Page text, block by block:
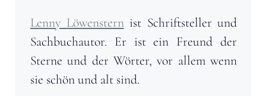
Lenny Löwensternist Schriftsteller und
Sachbuchautor. Er ist ein Freund der
Sterne und der Wörter, vor allem wenn
sie schön und alt sind.